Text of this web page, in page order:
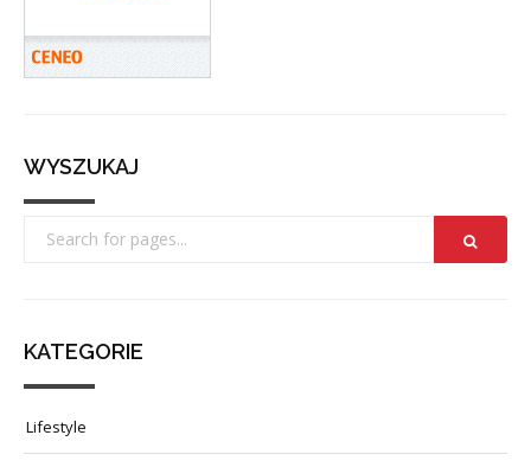
WYSZUKAJ
KATEGORIE
Lifestyle